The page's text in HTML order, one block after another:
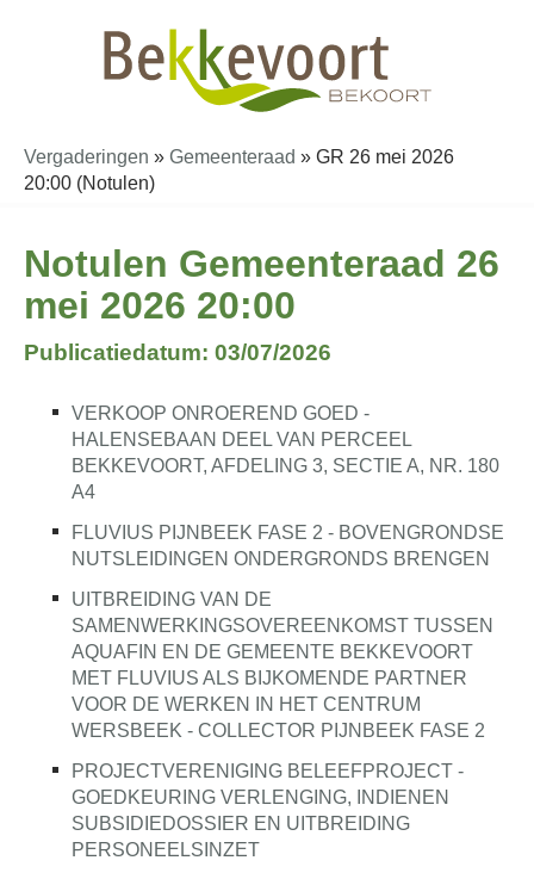
Vergaderingen » Gemeenteraad » GR 26 mei 2026
20:00 (Notulen)
Notulen Gemeenteraad 26
mei 2026 20:00
Publicatiedatum: 03/07/2026
VERKOOP ONROEREND GOED -
HALENSEBAAN DEEL VAN PERCEEL
BEKKEVOORT, AFDELING 3, SECTIE A, NR. 180
A4
FLUVIUS PIJNBEEK FASE 2 - BOVENGRONDSE
NUTSLEIDINGEN ONDERGRONDS BRENGEN
UITBREIDING VAN DE
SAMENWERKINGSOVEREENKOMST TUSSEN
AQUAFIN EN DE GEMEENTE BEKKEVOORT
MET FLUVIUS ALS BIJKOMENDE PARTNER
VOOR DE WERKEN IN HET CENTRUM
WERSBEEK - COLLECTOR PIJNBEEK FASE 2
PROJECTVERENIGING BELEEFPROJECT -
GOEDKEURING VERLENGING, INDIENEN
SUBSIDIEDOSSIER EN UITBREIDING
PERSONEELSINZET